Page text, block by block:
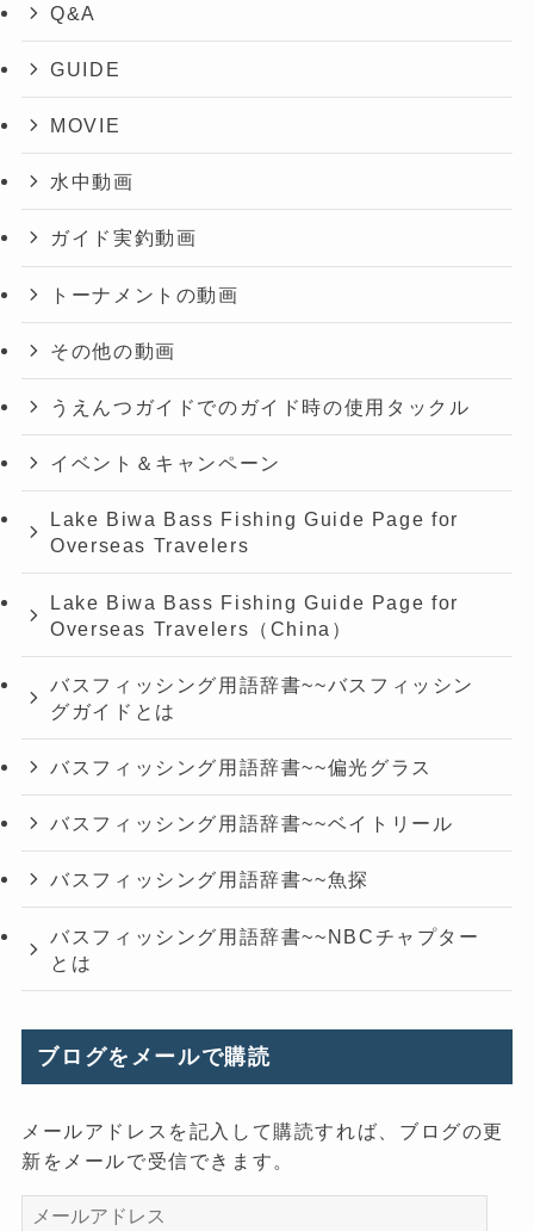
Q&A
GUIDE
MOVIE
水中動画
ガイド実釣動画
トーナメントの動画
その他の動画
うえんつガイドでのガイド時の使用タックル
イベント＆キャンペーン
Lake Biwa Bass Fishing Guide Page for
Overseas Travelers
Lake Biwa Bass Fishing Guide Page for
Overseas Travelers（China）
バスフィッシング用語辞書~~バスフィッシン
グガイドとは
バスフィッシング用語辞書~~偏光グラス
バスフィッシング用語辞書~~ベイトリール
バスフィッシング用語辞書~~魚探
バスフィッシング用語辞書~~NBCチャプター
とは
ブログをメールで購読
メールアドレスを記入して購読すれば、ブログの更
新をメールで受信できます。
メ